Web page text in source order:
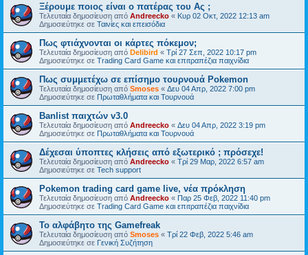
Ξέρουμε ποιος είναι ο πατέρας του Ας ;
Τελευταία δημοσίευση από Andreecko « Κυρ 02 Οκτ, 2022 12:13 am
Δημοσιεύτηκε σε Ταινίες και επεισόδια
Πως φτιάχνονται οι κάρτες πόκεμον;
Τελευταία δημοσίευση από Delibird « Τρί 27 Σεπ, 2022 10:17 pm
Δημοσιεύτηκε σε Trading Card Game και επιτραπέζια παιχνίδια
Πως συμμετέχω σε επίσημο τουρνουά Pokemon
Τελευταία δημοσίευση από Smoses « Δευ 04 Απρ, 2022 7:00 pm
Δημοσιεύτηκε σε Πρωταθλήματα και Τουρνουά
Banlist παιχτών v3.0
Τελευταία δημοσίευση από Andreecko « Δευ 04 Απρ, 2022 3:19 pm
Δημοσιεύτηκε σε Πρωταθλήματα και Τουρνουά
Δέχεσαι ύποπτες κλήσεις από εξωτερικό ; πρόσεχε!
Τελευταία δημοσίευση από Andreecko « Τρί 29 Μαρ, 2022 6:57 am
Δημοσιεύτηκε σε Tech support
Pokemon trading card game live, νέα πρόκληση
Τελευταία δημοσίευση από Andreecko « Παρ 25 Φεβ, 2022 11:40 pm
Δημοσιεύτηκε σε Trading Card Game και επιτραπέζια παιχνίδια
Το αλφάβητο της Gamefreak
Τελευταία δημοσίευση από Smoses « Τρί 22 Φεβ, 2022 5:46 am
Δημοσιεύτηκε σε Γενική Συζήτηση